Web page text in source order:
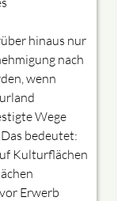
hinaus nur
nach
wenn
Wege
bedeutet:
Kulturflächen
Erwerb